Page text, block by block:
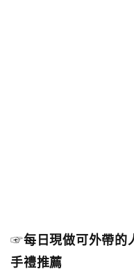
☞每日現做可外帶的
手禮推薦